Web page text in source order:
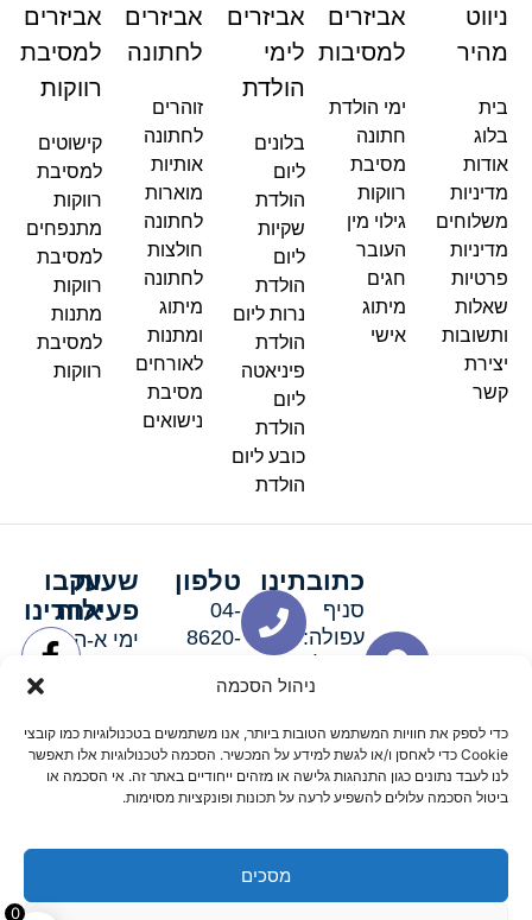
ניהול הסכמה
כדי לספק את חוויות המשתמש הטובות ביותר, אנו משתמשים בטכנולוגיות כמו קובצי
Cookie כדי לאחסן ו/או לגשת למידע על המכשיר. הסכמה לטכנולוגיות אלו תאפשר
לנו לעבד נתונים כגון התנהגות גלישה או מזהים ייחודיים באתר זה. אי הסכמה או
ביטול הסכמה עלולים להשפיע לרעה על תכונות ופונקציות מסוימות.
מסכים
0
ניווט
מהיר
בית
בלוג
אודות
מדיניות
משלוחים
מדיניות
פרטיות
שאלות
ותשובות
יצירת
קשר
אביזרים
למסיבות
ימי הולדת
חתונה
מסיבת
רווקות
גילוי מין
העובר
חגים
מיתוג
אישי
אביזרים
לימי
הולדת
בלונים
ליום
הולדת
שקיות
ליום
הולדת
נרות ליום
הולדת
פיניאטה
ליום
הולדת
כובע ליום
הולדת
אביזרים
לחתונה
זוהרים
לחתונה
אותיות
מוארות
לחתונה
חולצות
לחתונה
מיתוג
ומתנות
לאורחים
מסיבת
נישואים
אביזרים
למסיבת
רווקות
קישוטים
למסיבת
רווקות
מתנפחים
למסיבת
רווקות
מתנות
למסיבת
רווקות
כתובתינו
סניף
עפולה:
סניף מגדל
האלה 19
טלפון
04-
8620-
שעות
פעילות
ימי א-ה:
ימי שישי
וערבי חג:
8:30-
15:00
עקבו
אחרינו